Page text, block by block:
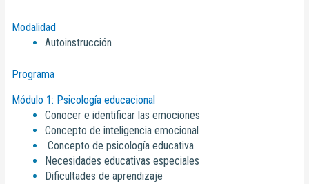
Modalidad
Autoinstrucción
Programa
Módulo 1: Psicología educacional
Conocer e identificar las emociones
Concepto de inteligencia emocional
Concepto de psicología educativa
Necesidades educativas especiales
Dificultades de aprendizaje